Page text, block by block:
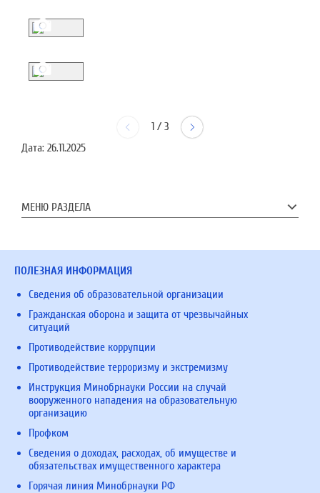
1/ 3
Дата: 26.11.2025
МЕНЮ РАЗДЕЛА
ПОЛЕЗНАЯ ИНФОРМАЦИЯ
Сведения об образовательной организации
Гражданская оборона и защита от чрезвычайных
ситуаций
Противодействие коррупции
Противодействие терроризму и экстремизму
Инструкция Минобрнауки России на случай
вооруженного нападения на образовательную
организацию
Профком
Сведения о доходах, расходах, об имуществе и
обязательствах имущественного характера
Горячая линия Минобрнауки РФ